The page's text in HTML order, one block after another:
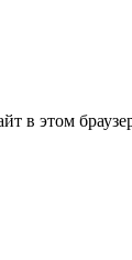
в этом